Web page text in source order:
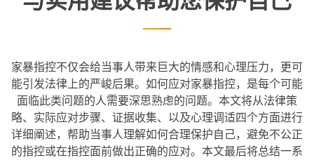
家暴指控不仅会给当事人带来巨大的情感和心理压力，更可
能引发法律上的严峻后果。如何应对家暴指控，是每个可能
面临此类问题的人需要深思熟虑的问题。本文将从法律策
略、实际应对步骤、证据收集、以及心理调适四个方面进行
详细阐述，帮助当事人理解如何合理保护自己，避免不公正
的指控或在指控面前做出正确的应对。本文最后将总结一系